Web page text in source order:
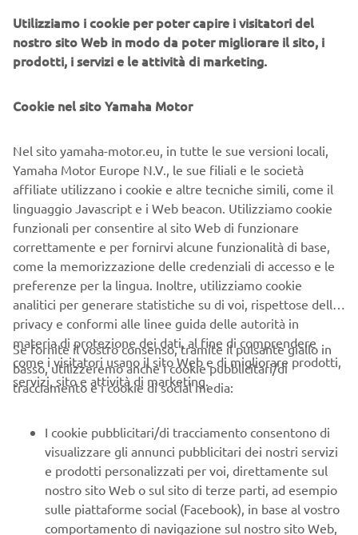
completata entro giugno 2025, premesso che siano
ottenute le autorizzazioni e i permessi richiesti dalle leggi
sulla concorrenza e dalle normative applicabili.
fondata una nuova sussidiaria Yamaha in Germania,
giugno, consentirà a Yamaha di costruire una presenza sul
mercato ed espandere le operazioni aziendali, migliorando
al contempo i suoi sforzi nella mobilità Green.
Brose è specializzata in sistemi per porte, motori elettrici
e altri dispositivi e produce e vende unità di trasmissione
per biciclette dal 2014.
Yamaha sfrutterà le capacità di sviluppo eKit di Brose per
rafforzare ulteriormente la pianificazione e lo sviluppo di
nuovi prodotti. Allo stesso tempo, avendo una base di
produzione aggiuntiva in Europa, Yamaha costruirà
un'attività in grado di rispondere rapidamente alle
richieste dei clienti locali, il che le consentirà di cogliere
clienti e migliorare le competenze di approvvigionamento
all'interno del mercato europeo.
Inoltre, l'acquisizione consentirà a Yamaha Motor di
migliorare la propria competenza nel servizio post-
vendita, garantendo ai clienti un supporto e una
nostro sito Web in modo da poter migliorare il sito, i
prodotti, i servizi e le attività di marketing.
Yamaha Motor Europe N.V., le sue filiali e le società
affiliate utilizzano i cookie e altre tecniche simili, come il
linguaggio Javascript e i Web beacon. Utilizziamo cookie
funzionali per consentire al sito Web di funzionare
correttamente e per fornirvi alcune funzionalità di base,
come la memorizzazione delle credenziali di accesso e le
preferenze per la lingua. Inoltre, utilizziamo cookie
analitici per generare statistiche su di voi, rispettose della
privacy e conformi alle linee guida delle autorità in
materia di protezione dei dati, al fine di comprendere
come i visitatori usano il sito Web e di migliorare prodotti,
servizi, sito e attività di marketing.
Se fornite il vostro consenso, tramite il pulsante giallo in
basso, utilizzeremo anche i cookie pubblicitari/di
tracciamento e i cookie di social media:
visualizzare gli annunci pubblicitari dei nostri servizi
e prodotti personalizzati per voi, direttamente sul
nostro sito Web o sul sito di terze parti, ad esempio
sulle piattaforme social (Facebook), in base al vostro
comportamento di navigazione sul nostro sito Web,
a seconda dei prodotti e dei servizi visualizzati, degli